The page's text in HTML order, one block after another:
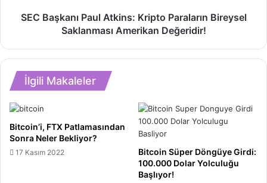
Bitcoin
Silah:
Paul
Tudor
Kritik
Uyarı!
Başkanı
Atkins:
Kripto
Paraların
Bireysel
Amerikan
Değeridir!
SEC Başkanı Paul Atkins: Kripto Paraların Bireysel
Saklanması Amerikan Değeridir!
İlgili Makaleler
Bitcoin’i, FTX Patlamasından
Sonra Neler Bekliyor?
17 Kasım 2022
Bitcoin Süper Döngüye Girdi:
100.000 Dolar Yolculuğu
Başlıyor!